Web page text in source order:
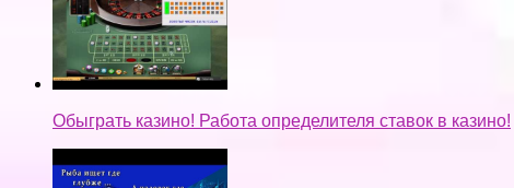
Обыграть казино! Работа определителя ставок в казино!